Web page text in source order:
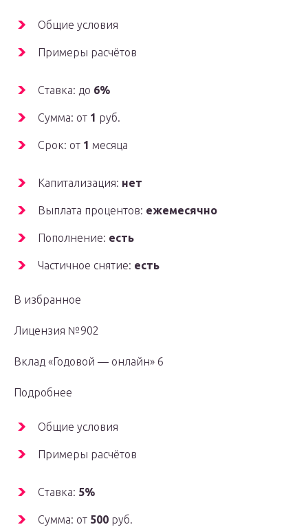
Общие условия
Примеры расчётов
Ставка: до 6%
Сумма: от 1 руб.
Срок: от 1 месяца
Капитализация: нет
Выплата процентов: ежемесячно
Пополнение: есть
Частичное снятие: есть
В избранное
Лицензия №902
Вклад «Годовой — онлайн» 6
Подробнее
Общие условия
Примеры расчётов
Ставка: 5%
Сумма: от 500 руб.